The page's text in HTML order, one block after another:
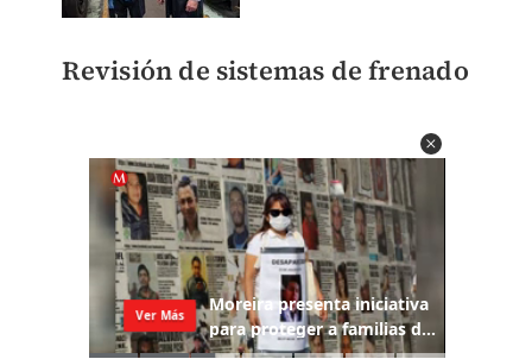
Revisión de sistemas de frenado